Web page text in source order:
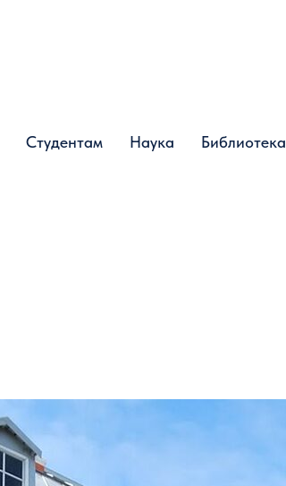
Студентам Наука Библиотека
Студентам Наука Библиотека